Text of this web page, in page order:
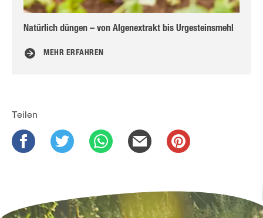
Natürlich düngen – von Algenextrakt bis Urgesteinsmehl
MEHR ERFAHREN
Teilen